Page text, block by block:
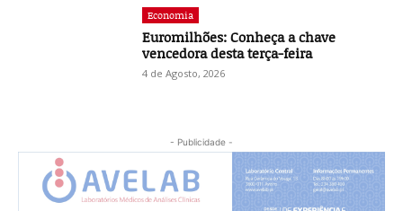
Economia
Euromilhões: Conheça a chave
vencedora desta terça-feira
4 de Agosto, 2026
- Publicidade -